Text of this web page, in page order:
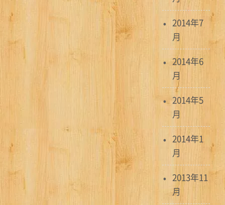
2014年7
月
2014年6
月
2014年5
月
2014年1
月
2013年11
月